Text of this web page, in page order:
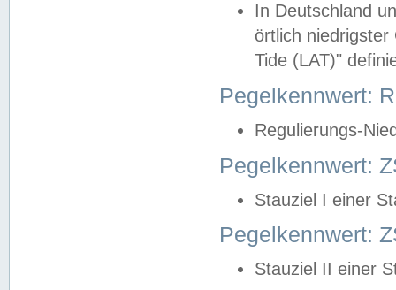
In Deutschland
örtlich
Tide (LAT)"
Pegelkennwert:
Regulierungs-
Pegelkennwert:
Stauziel I einer
Pegelkennwert:
Stauziel II einer